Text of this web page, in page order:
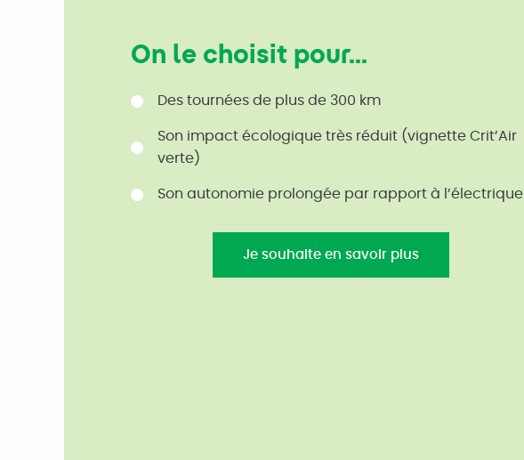
On le choisit pour...
Des tournées de plus de 300 km
Son impact écologique très réduit (vignette Crit’Air
verte)
Son autonomie prolongée par rapport à l’électrique
Je souhaite en savoir plus